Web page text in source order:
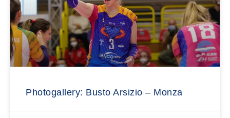
Photogallery: Busto Arsizio – Monza